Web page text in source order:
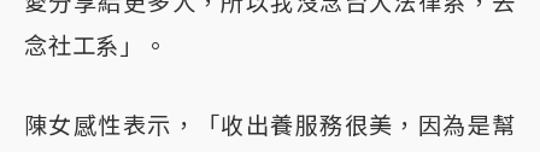
念社工系」。
陳女感性表示，「收出養服務很美，因為是幫